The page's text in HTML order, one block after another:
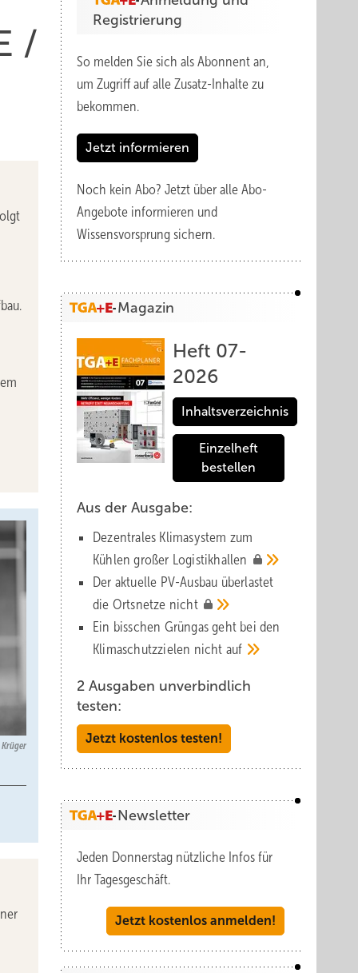
/
Krüger
Registrierung
So melden Sie sich als Abonnent an,
um Zugriff auf alle Zusatz-Inhalte zu
bekommen.
Jetzt informieren
Noch kein Abo? Jetzt über alle Abo-
Angebote informieren und
Wissensvorsprung sichern.
Magazin
Heft 07-
2026
Inhaltsverzeichnis
Einzelheft
bestellen
Aus der Ausgabe:
Dezentrales Klimasystem zum
Kühlen großer Logistik­hallen
Der aktuelle PV-Ausbau über­lastet
die Orts­netze nicht
Ein bisschen Grüngas geht bei den
Klima­schutz­zielen nicht auf
2 Ausgaben unverbindlich
testen:
Jetzt kostenlos testen!
Newsletter
Jeden Donnerstag nützliche Infos für
Ihr Tagesgeschäft.
Jetzt kostenlos anmelden!